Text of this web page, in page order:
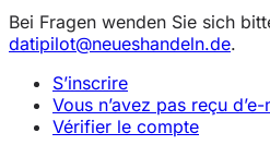
Bei Fragen wenden Sie sich
datipilot@neueshandeln.de.
S’inscrire
Vous n’avez pas reçu
Vérifier le compte